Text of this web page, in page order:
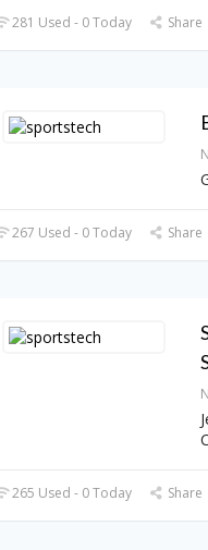
281 Used - 0 Today Share
267 Used - 0 Today Share
265 Used - 0 Today Share